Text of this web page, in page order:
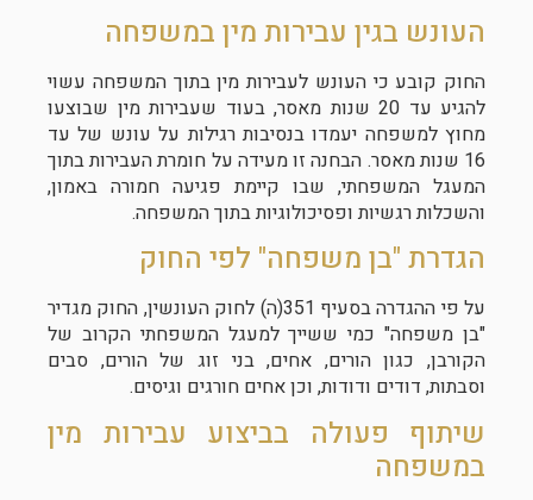
העונש בגין עבירות מין במשפחה
החוק קובע כי העונש לעבירות מין בתוך המשפחה עשוי
להגיע עד 20 שנות מאסר, בעוד שעבירות מין שבוצעו
מחוץ למשפחה יעמדו בנסיבות רגילות על עונש של עד
16 שנות מאסר. הבחנה זו מעידה על חומרת העבירות בתוך
המעגל המשפחתי, שבו קיימת פגיעה חמורה באמון,
והשכלות רגשיות ופסיכולוגיות בתוך המשפחה.
הגדרת "בן משפחה" לפי החוק
על פי ההגדרה בסעיף 351(ה) לחוק העונשין, החוק מגדיר
"בן משפחה" כמי ששייך למעגל המשפחתי הקרוב של
הקורבן, כגון הורים, אחים, בני זוג של הורים, סבים
וסבתות, דודים ודודות, וכן אחים חורגים וגיסים.
שיתוף פעולה בביצוע עבירות מין
במשפחה